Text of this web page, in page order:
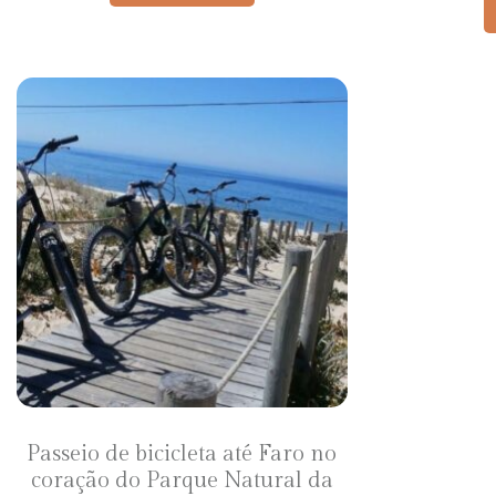
Passeio de bicicleta até Faro no
coração do Parque Natural da